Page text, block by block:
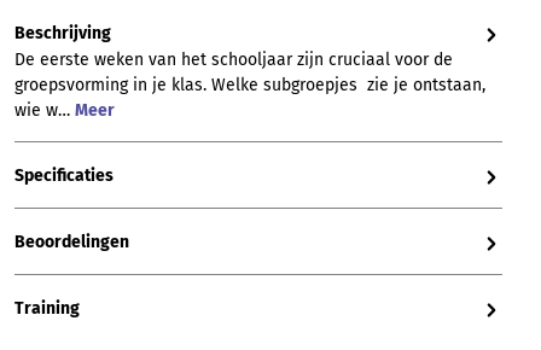
Beschrijving
De eerste weken van het schooljaar zijn cruciaal voor de
groepsvorming in je klas. Welke subgroepjes zie je ontstaan,
wie w… Meer
Specificaties
Beoordelingen
Training